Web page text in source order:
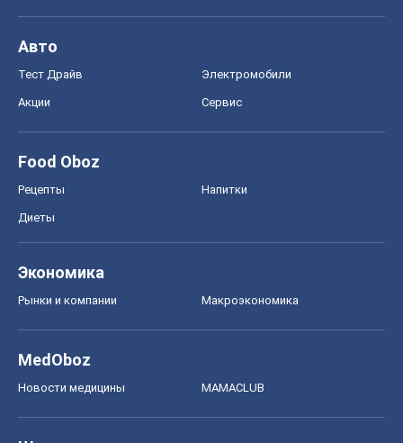
Авто
Тест Драйв Электромобили
Акции Сервис
Food Oboz
Рецепты Напитки
Диеты
Экономика
Рынки и компании Mакроэкономика
MedOboz
Новости медицины MAMACLUB